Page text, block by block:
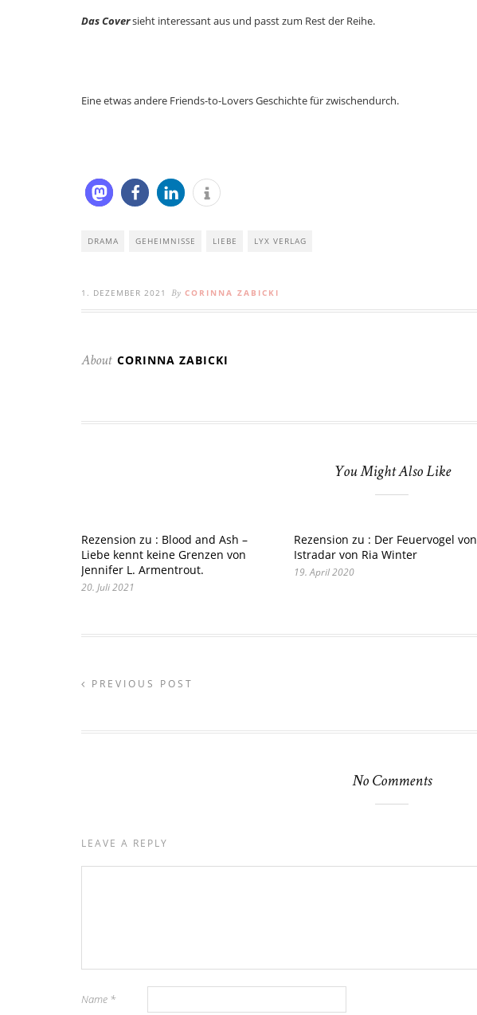
Das Coversieht interessant aus und passt zum Rest der Reihe.
Eine etwas andere Friends-to-Lovers Geschichte für zwischendurch.
DRAMA GEHEIMNISSE LIEBE LYX VERLAG
1. DEZEMBER 2021 By CORINNA ZABICKI
About CORINNA ZABICKI
You Might Also Like
Rezension zu : Blood and Ash –
Liebe kennt keine Grenzen von
Jennifer L. Armentrout.
20. Juli 2021
Rezension zu : Der Feuervogel von
Istradar von Ria Winter
19. April 2020
PREVIOUS POST
No Comments
LEAVE A REPLY
Name *